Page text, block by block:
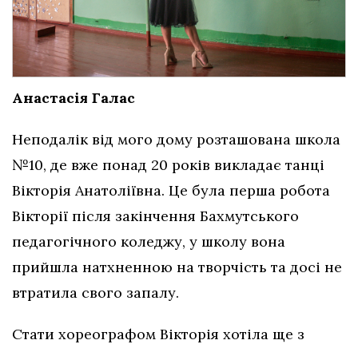
Анастасія Галас
Неподалік від мого дому розташована школа
№10, де вже понад 20 років викладає танці
Вікторія Анатоліївна. Це була перша робота
Вікторії після закінчення Бахмутського
педагогічного коледжу, у школу вона
прийшла натхненною на творчість та досі не
втратила свого запалу.
Стати хореографом Вікторія хотіла ще з